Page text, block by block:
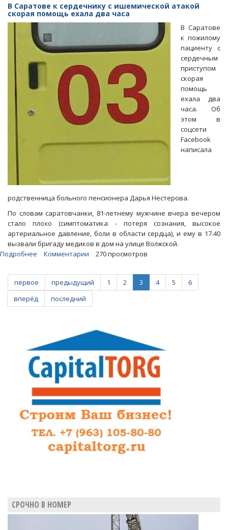
регионе
нарушались
права
заключенных
на
получение
медпомощи
В Саратове к сердечнику с ишемической атакой
скорая помощь ехала два часа
В Саратове
к пожилому
пациенту с
сердечным
приступом
скорая
помощь
ехала два
часа. Об
этом в
соцсети
Facebook
написала
родственница больного пенсионера Дарья Нестерова.
По словам саратовчанки, 81-летнему мужчине вчера вечером
стало плохо (симптоматика - потеря сознания, высокое
артериальное давление, боли в области сердца), и ему в 17.40
вызвали бригаду медиков в дом на улице Волжской.
Подробнее
Саратове
к
с
помощь
ехала
два
часа
Комментарии 270 просмотров
первое предыдущий 1 2 3 4 5
6
вперёд
последний
СРОЧНО В НОМЕР